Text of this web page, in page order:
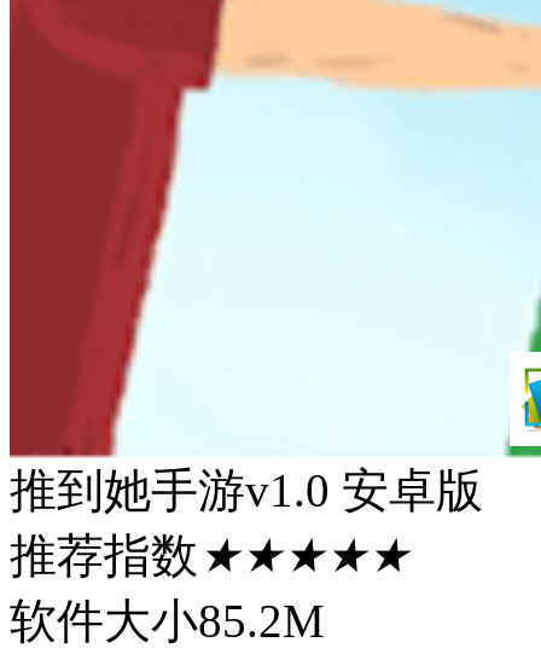
推到她手游v1.0 安卓版
推荐指数 ★★★★★
软件大小85.2M